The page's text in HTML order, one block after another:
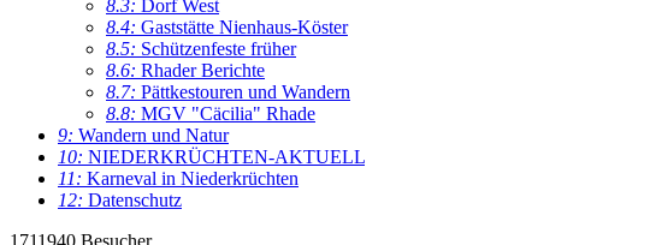
8.3: Dorf West
8.4: Gaststätte Nienhaus-Köster
8.5: Schützenfeste früher
8.6: Rhader Berichte
8.7: Pättkestouren und Wandern
8.8: MGV "Cäcilia" Rhade
9: Wandern und Natur
10: NIEDERKRÜCHTEN-AKTUELL
11: Karneval in Niederkrüchten
12: Datenschutz
1711940 Besucher